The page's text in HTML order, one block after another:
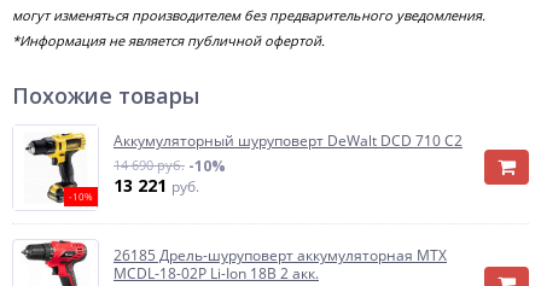
могут изменяться производителем без предварительного уведомления.
*Информация не является публичной офертой.
Похожие товары
-10%
Аккумуляторный шуруповерт DeWalt DCD 710 C2
14 690 руб. -10%
13 221 руб.
26185 Дрель-шуруповерт аккумуляторная MTX
MCDL-18-02P Li-Ion 18В 2 акк.